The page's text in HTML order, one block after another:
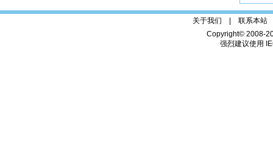
关于我们 | 联系本站
Copyright© 2008-
强烈建议使用